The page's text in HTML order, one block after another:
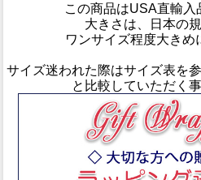
この商品はUSA直輸入
大きさは、日本の
ワンサイズ程度大きめ
サイズ迷われた際はサイズ表を
と比較していただく